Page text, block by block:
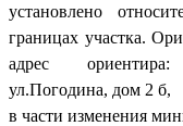
установлено
границах участка.
адрес
ул.Погодина, дом 2 б,
в части изменения